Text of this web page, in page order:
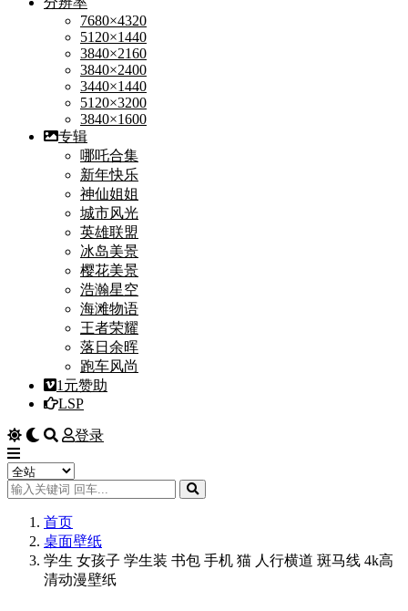
7680×4320
5120×1440
3840×2160
3840×2400
3440×1440
5120×3200
3840×1600
专辑
哪吒合集
新年快乐
神仙姐姐
城市风光
英雄联盟
冰岛美景
樱花美景
浩瀚星空
海滩物语
王者荣耀
落日余晖
跑车风尚
1元赞助
LSP
登录
首页
桌面壁纸
学生 女孩子 学生装 书包 手机 猫 人行横道 斑马线 4k高
清动漫壁纸